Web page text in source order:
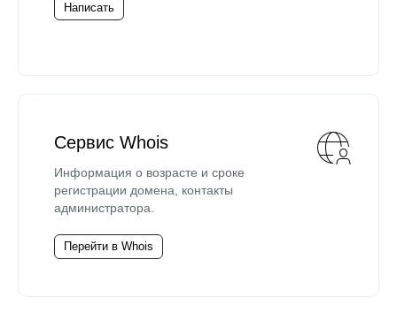
Написать
Сервис Whois
Информация о возрасте и сроке
регистрации домена, контакты
администратора.
Перейти в Whois